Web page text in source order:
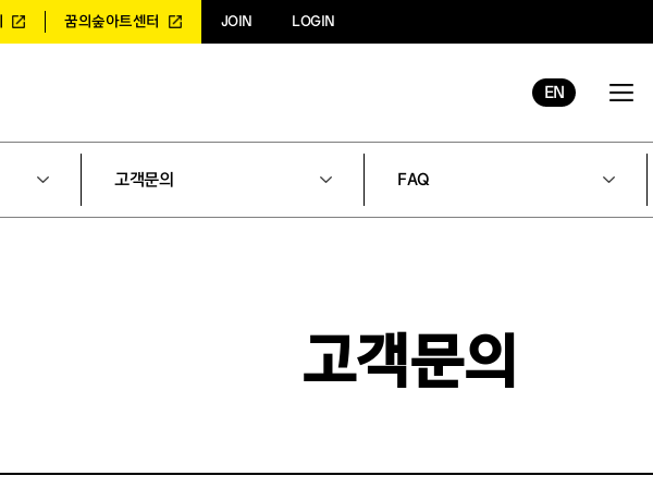
꿈의숲아트센터 JOIN LOGIN
EN
고객문의 FAQ
고객문의